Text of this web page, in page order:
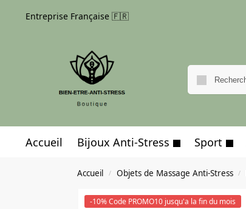
Entreprise Française 🇫🇷
Accueil Bijoux Anti-Stress Sport
Accueil / Objets de Massage Anti-Stress /
-10% Code PROMO10 jusqu'a la fin du mois